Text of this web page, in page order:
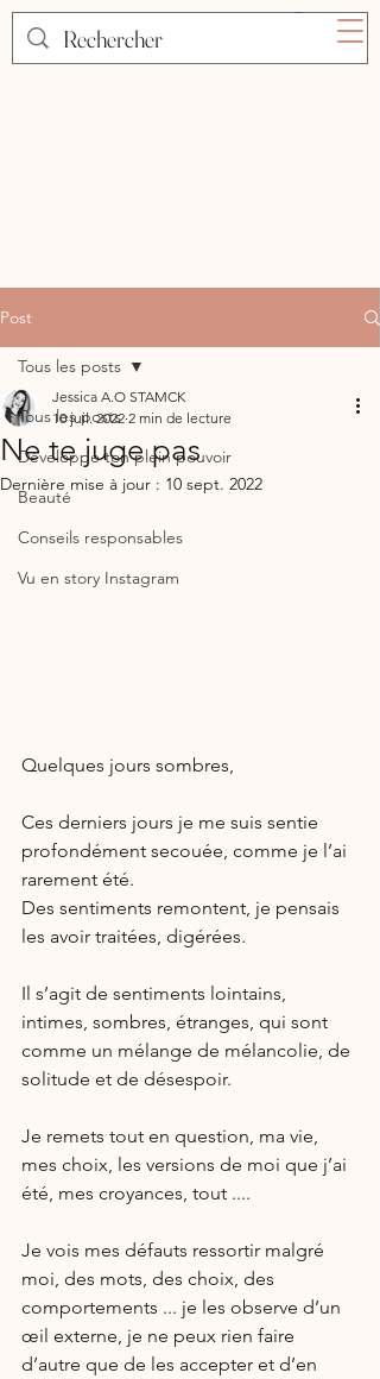
Post
Tous les posts
Développe ton plein pouvoir
Beauté
Conseils responsables
Vu en story Instagram
Tous les posts
Ne te juge pas
Jessica A.O STAMCK
10 juil. 2022 2 min de lecture
Dernière mise à jour : 10 sept. 2022
Quelques jours sombres,
Ces derniers jours je me suis sentie
profondément secouée, comme je l’ai
rarement été.
Des sentiments remontent, je pensais
les avoir traitées, digérées.
Il s’agit de sentiments lointains,
intimes, sombres, étranges, qui sont
comme un mélange de mélancolie, de
solitude et de désespoir.
Je remets tout en question, ma vie,
mes choix, les versions de moi que j’ai
été, mes croyances, tout ....
Je vois mes défauts ressortir malgré
moi, des mots, des choix, des
comportements ... je les observe d’un
œil externe, je ne peux rien faire
d’autre que de les accepter et d’en